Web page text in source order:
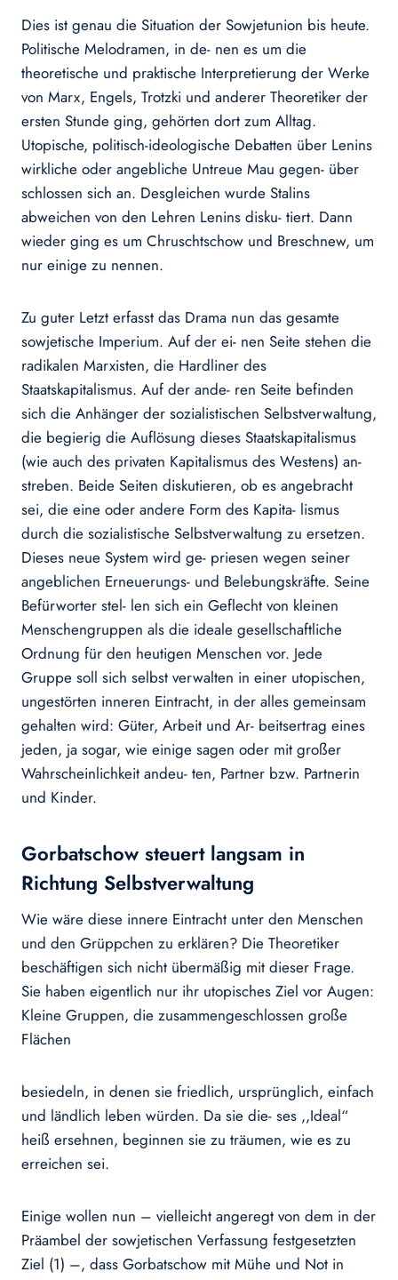
Dies ist genau die Situation der Sowjetunion bis heute.
Politische Melodramen, in de- nen es um die
theoretische und praktische Interpretierung der Werke
von Marx, Engels, Trotzki und anderer Theoretiker der
ersten Stunde ging, gehörten dort zum Alltag.
Utopische, politisch-ideologische Debatten über Lenins
wirkliche oder angebliche Untreue Mau gegen- über
schlossen sich an. Desgleichen wurde Stalins
abweichen von den Lehren Lenins disku- tiert. Dann
wieder ging es um Chruschtschow und Breschnew, um
nur einige zu nennen.
Zu guter Letzt erfasst das Drama nun das gesamte
sowjetische Imperium. Auf der ei- nen Seite stehen die
radikalen Marxisten, die Hardliner des
Staatskapitalismus. Auf der ande- ren Seite befinden
sich die Anhänger der sozialistischen Selbstverwaltung,
die begierig die Auflösung dieses Staatskapitalismus
(wie auch des privaten Kapitalismus des Westens) an-
streben. Beide Seiten diskutieren, ob es angebracht
sei, die eine oder andere Form des Kapita- lismus
durch die sozialistische Selbstverwaltung zu ersetzen.
Dieses neue System wird ge- priesen wegen seiner
angeblichen Erneuerungs- und Belebungskräfte. Seine
Befürworter stel- len sich ein Geflecht von kleinen
Menschengruppen als die ideale gesellschaftliche
Ordnung für den heutigen Menschen vor. Jede
Gruppe soll sich selbst verwalten in einer utopischen,
ungestörten inneren Eintracht, in der alles gemeinsam
gehalten wird: Güter, Arbeit und Ar- beitsertrag eines
jeden, ja sogar, wie einige sagen oder mit großer
Wahrscheinlichkeit andeu- ten, Partner bzw. Partnerin
und Kinder.
Gorbatschow steuert langsam in
Richtung Selbstverwaltung
Wie wäre diese innere Eintracht unter den Menschen
und den Grüppchen zu erklären? Die Theoretiker
beschäftigen sich nicht übermäßig mit dieser Frage.
Sie haben eigentlich nur ihr utopisches Ziel vor Augen:
Kleine Gruppen, die zusammengeschlossen große
Flächen
besiedeln, in denen sie friedlich, ursprünglich, einfach
und ländlich leben würden. Da sie die- ses ,,Ideal“
heiß ersehnen, beginnen sie zu träumen, wie es zu
erreichen sei.
Einige wollen nun – vielleicht angeregt von dem in der
Präambel der sowjetischen Verfassung festgesetzten
Ziel (1) –, dass Gorbatschow mit Mühe und Not in